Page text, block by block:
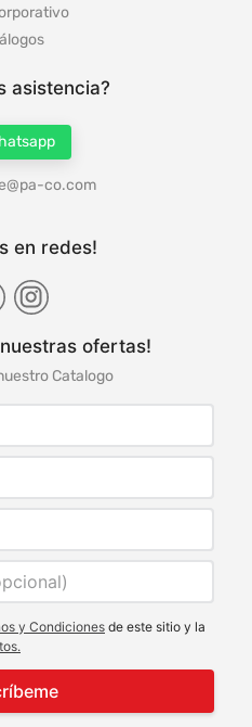
asistencia?
co.com
en redes!
ofertas!
Catalogo
y Condiciones de este sitio y la